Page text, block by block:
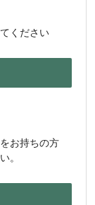
ください
お持ちの方
。